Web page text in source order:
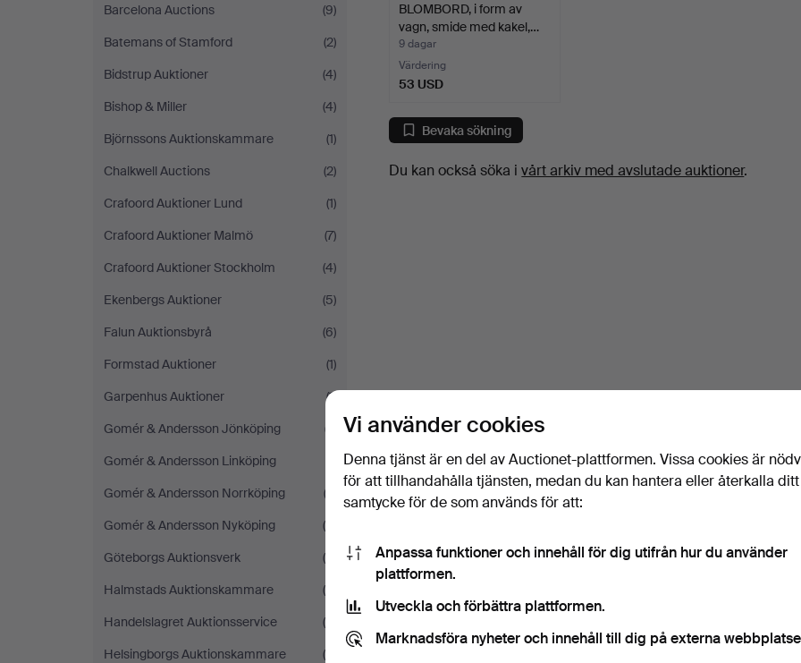
Barcelona Auctions
(9)
Batemans of Stamford
(2)
Bidstrup Auktioner
(4)
Bishop & Miller
(4)
Björnssons Auktionskammare
(1)
Chalkwell Auctions
(2)
Crafoord Auktioner Lund
(1)
Crafoord Auktioner Malmö
(7)
Crafoord Auktioner Stockholm
(4)
Ekenbergs Auktioner
(5)
Falun Auktionsbyrå
(6)
Formstad Auktioner
(1)
Garpenhus Auktioner
(1)
Gomér & Andersson Jönköping
(7)
Gomér & Andersson Linköping
Gomér & Andersson Norrköping
(3)
Gomér & Andersson Nyköping
(6)
Göteborgs Auktionsverk
(4)
Halmstads Auktionskammare
(9)
Handelslagret Auktionsservice
(8)
Helsingborgs Auktionskammare
(8)
BLOMBORD, i form av
vagn, smide med kakel,…
9 dagar
Värdering
53 USD
Bevaka sökning
Du kan också söka ivårt arkiv med avslutade auktioner.
Vi använder cookies
Denna tjänst är en del av Auctionet-plattformen. Vissa cookies är
för att tillhandahålla tjänsten, medan du kan hantera eller återkalla ditt
samtycke för de som används för att:
Anpassa funktioner och innehåll för dig utifrån hur du använder
plattformen.
Utveckla och förbättra plattformen.
Marknadsföra nyheter och innehåll till dig på externa